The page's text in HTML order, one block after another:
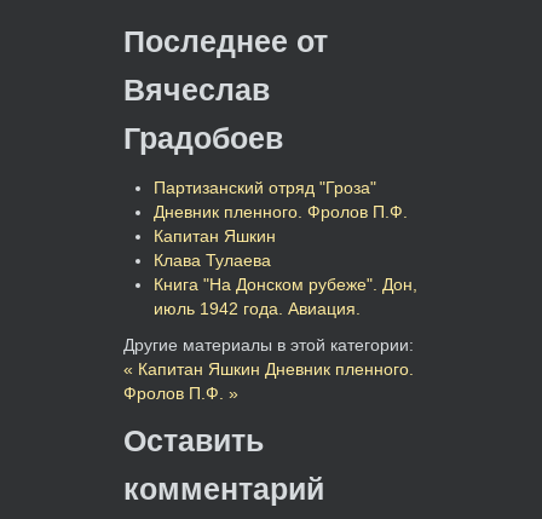
Последнее от
Вячеслав
Градобоев
Партизанский отряд "Гроза"
Дневник пленного. Фролов П.Ф.
Капитан Яшкин
Клава Тулаева
Книга "На Донском рубеже". Дон,
июль 1942 года. Авиация.
Другие материалы в этой категории:
« Капитан Яшкин Дневник пленного.
Фролов П.Ф. »
Оставить
комментарий